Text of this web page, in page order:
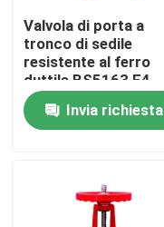
Casa
Valvola di porta a
tronco di sedile
resistente al ferro
duttile BS5163 F4
Awwa
Invia richiesta